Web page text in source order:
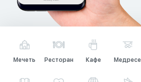
Мечеть Ресторан Кафе Медресе